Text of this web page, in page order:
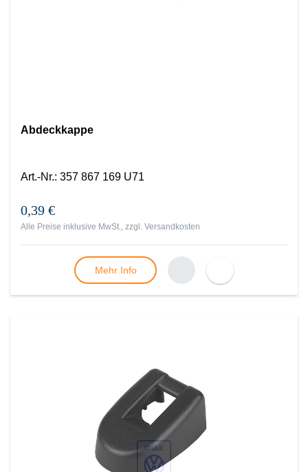
Abdeckkappe
Art.-Nr.: 357 867 169 U71
0,39 €
Alle Preise inklusive MwSt., zzgl. Versandkosten
Mehr Info